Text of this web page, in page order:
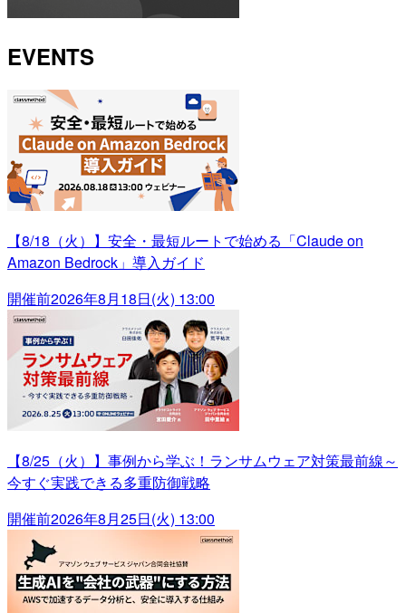
EVENTS
【8/18（火）】安全・最短ルートで始める「Claude on
Amazon Bedrock」導入ガイド
開催前2026年8月18日(火) 13:00
【8/25（火）】事例から学ぶ！ランサムウェア対策最前線～
今すぐ実践できる多重防御戦略
開催前2026年8月25日(火) 13:00